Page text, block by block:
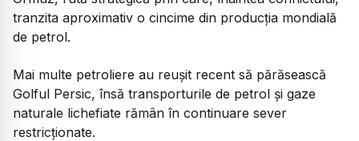
tranzita aproximativ o cincime din producția mondială
de petrol.
Mai multe petroliere au reușit recent să părăsească
Golful Persic, însă transporturile de petrol și gaze
naturale lichefiate rămân în continuare sever
restricționate.